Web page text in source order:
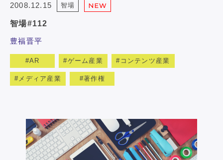
2008.12.15 智場 NEW
智場#112
豊福晋平
AR ゲーム産業 コンテンツ産業
メディア産業 著作権